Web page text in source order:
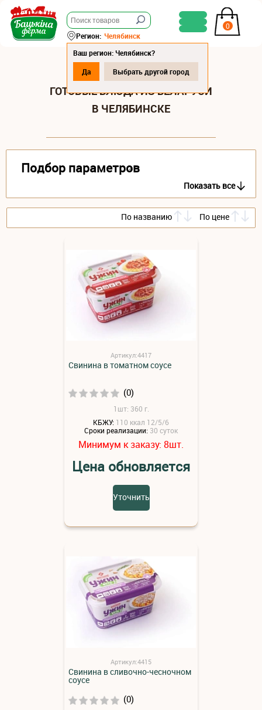
0
Регион: Челябинск
Ваш регион: Челябинск?
Да
Выбрать другой город
ГОТОВЫЕ БЛЮДА ИЗ БЕЛАРУСИ
В ЧЕЛЯБИНСКЕ
Подбор параметров
Показать все
По названию По цене
Артикул:4417
Свинина в томатном соусе
(0)
1шт: 360 г.
КБЖУ: 110 ккал 12/5/6
Сроки реализации: 30 суток
Минимум к заказу: 8шт.
Цена обновляется
Уточнить
Артикул:4415
Свинина в сливочно-чесночном
соусе
(0)